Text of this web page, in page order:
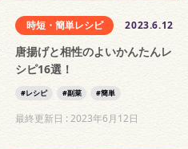
時短・簡単レシピ 2023.6.12
唐揚げと相性のよいかんたんレ
シピ16選！
レシピ 副菜 簡単
最終更新日 :2023年6月12日